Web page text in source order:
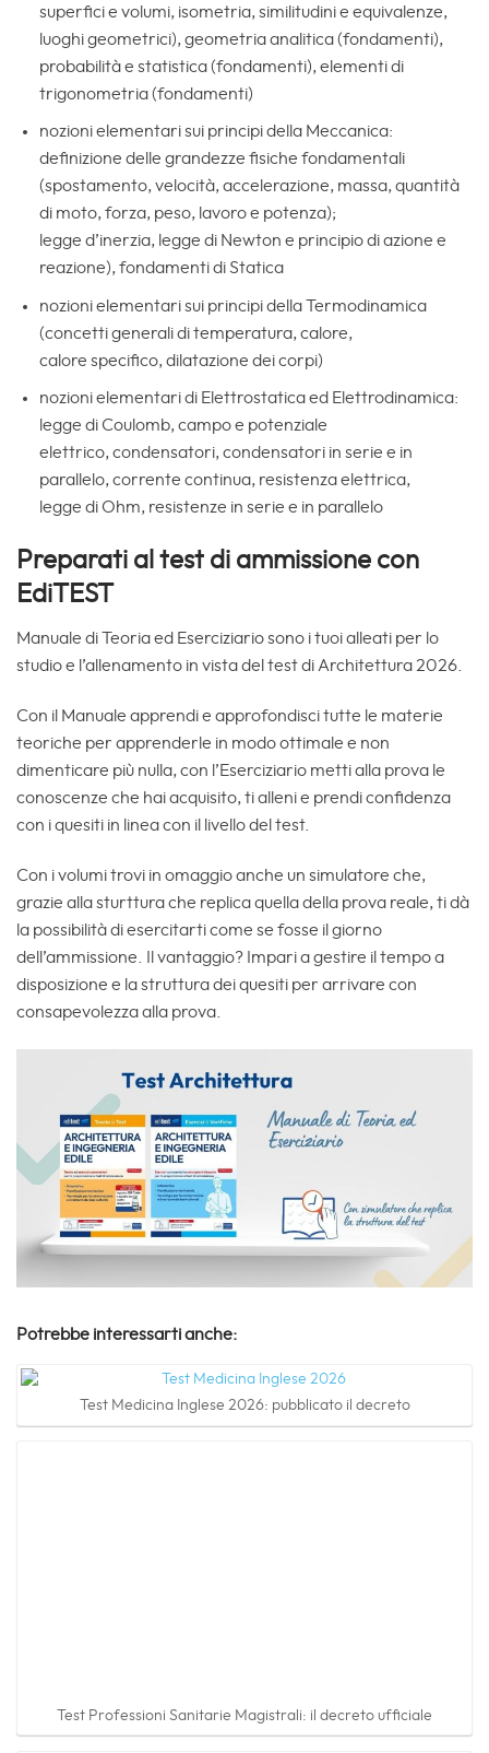
superfici e volumi, isometria, similitudini e equivalenze,
luoghi geometrici), geometria analitica (fondamenti),
probabilità e statistica (fondamenti), elementi di
trigonometria (fondamenti)
nozioni elementari sui principi della Meccanica:
definizione delle grandezze fisiche fondamentali
(spostamento, velocità, accelerazione, massa, quantità
di moto, forza, peso, lavoro e potenza);
legge d’inerzia, legge di Newton e principio di azione e
reazione), fondamenti di Statica
nozioni elementari sui principi della Termodinamica
(concetti generali di temperatura, calore,
calore specifico, dilatazione dei corpi)
nozioni elementari di Elettrostatica ed Elettrodinamica:
legge di Coulomb, campo e potenziale
elettrico, condensatori, condensatori in serie e in
parallelo, corrente continua, resistenza elettrica,
legge di Ohm, resistenze in serie e in parallelo
Preparati al test di ammissione con
EdiTEST
Manuale di Teoria ed Eserciziario sono i tuoi alleati per lo
studio e l’allenamento in vista del test di Architettura 2026.
Con il Manuale apprendi e approfondisci tutte le materie
teoriche per apprenderle in modo ottimale e non
dimenticare più nulla, con l’Eserciziario metti alla prova le
conoscenze che hai acquisito, ti alleni e prendi confidenza
con i quesiti in linea con il livello del test.
Con i volumi trovi in omaggio anche un simulatore che,
grazie alla sturttura che replica quella della prova reale, ti dà
la possibilità di esercitarti come se fosse il giorno
dell’ammissione. Il vantaggio? Impari a gestire il tempo a
disposizione e la struttura dei quesiti per arrivare con
consapevolezza alla prova.
Potrebbe interessarti anche:
Test Medicina Inglese 2026: pubblicato il decreto
Questo elemento è stato inserito inArchitettura,Area Tecnica e Scientifica
Aggiungilo aisegnalibri.